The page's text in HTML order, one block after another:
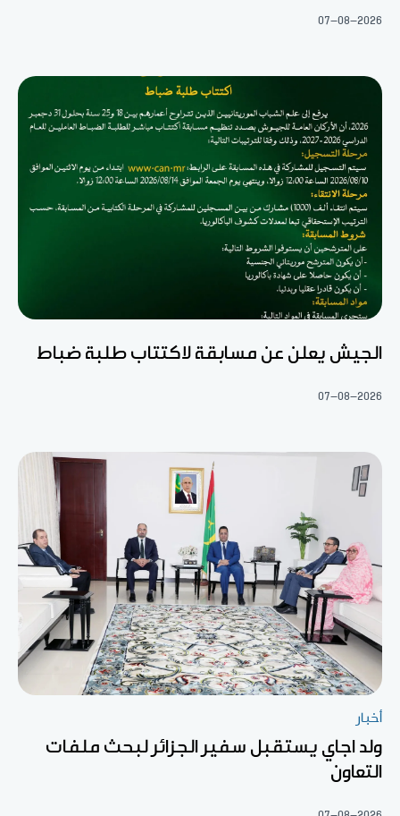
07-08-2026
الجيش يعلن عن مسابقة لاكتتاب طلبة ضباط
07-08-2026
أخبار
ولد اجاي يستقبل سفير الجزائر لبحث ملفات
التعاون